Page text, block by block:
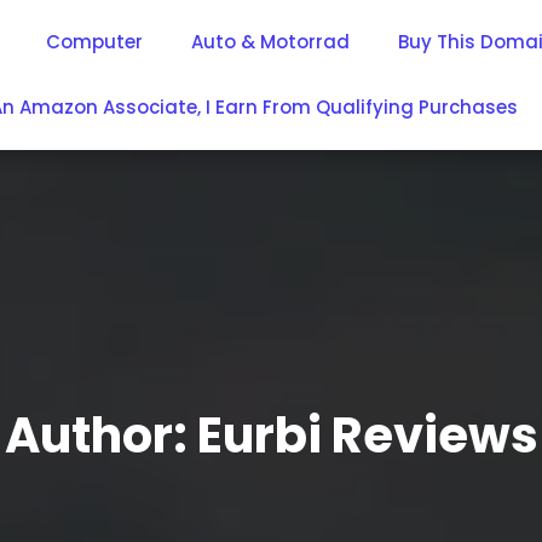
Computer Auto & Motorrad Buy This
Amazon Associate, I Earn From Qualifying Purchases
Author: Eurbi Reviews